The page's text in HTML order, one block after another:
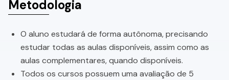
Metodologia
O aluno estudará de forma autônoma, precisando
estudar todas as aulas disponíveis, assim como as
aulas complementares, quando disponíveis.
Todos os cursos possuem uma avaliação de 5